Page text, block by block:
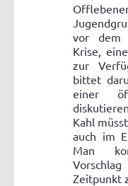
vor dem
Krise,
zur
bittet
einer
Kahl
auch im
Man
Zeitpunkt